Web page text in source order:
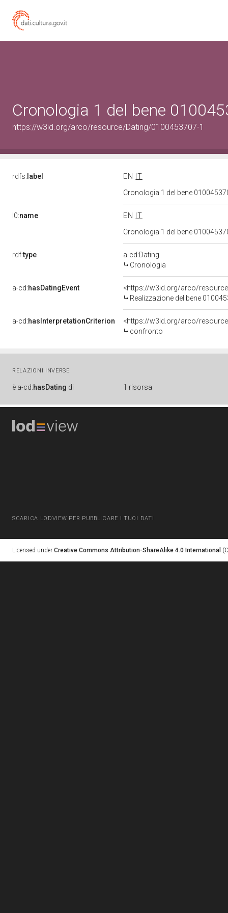
Cronologia 1 del bene
https://w3id.org/arco/resource/Dating/0100453707-1
rdfs: label EN
IT
Cronologia 1 del bene
l0:name EN
IT
Cronologia 1 del bene
rdf:type
a-cd:Dating
Cronologia
a-cd:hasDatingEvent
<https://w3id.org/arco/
Realizzazione del bene
a-cd:hasInterpretationCriterion
<https://w3id.org/arco/
confronto
RELAZIONI INVERSE
è a-cd:hasDating di 1 risorsa
SCARICA LODVIEW PER PUBBLICARE I TUOI DATI
Licensed under Creative Commons Attribution-ShareAlike 4.0 International